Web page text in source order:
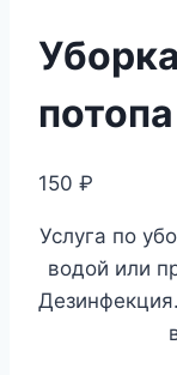
потопа
150 ₽
Услуга по
водой или